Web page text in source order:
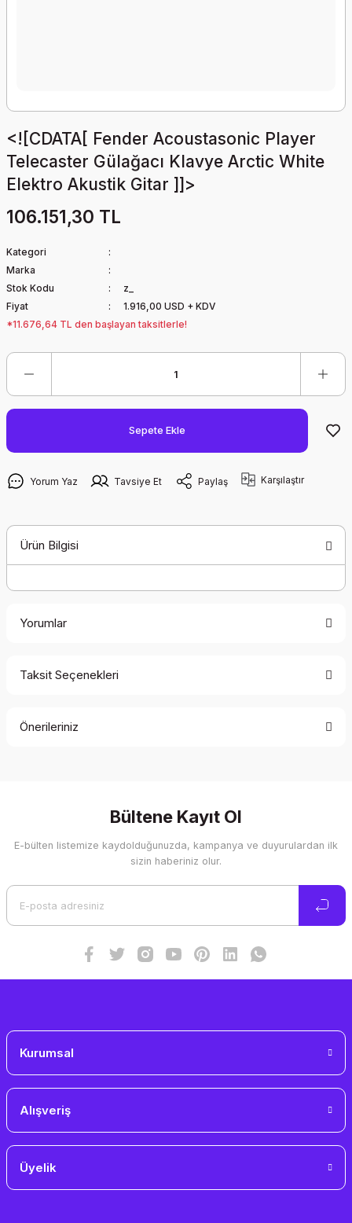
<![CDATA[ Fender Acoustasonic Player
Telecaster Gülağacı Klavye Arctic White
Elektro Akustik Gitar ]]>
106.151,30 TL
Kategori
Marka
Stok Kodu
z_
Fiyat
1.916,00 USD + KDV
*11.676,64 TL den başlayan taksitlerle!
Sepete Ekle
Yorum Yaz Tavsiye Et Paylaş Karşılaştır
Ürün Bilgisi
Yorumlar
Taksit Seçenekleri
Önerileriniz
Görüş ve önerileriniz için teşekkür ederiz.
Ürün resmi kalitesiz, bozuk veya görüntülenemiyor.
Bültene Kayıt Ol
E-bülten listemize kaydolduğunuzda, kampanya ve duyurulardan ilk
sizin haberiniz olur.
Kurumsal
Alışveriş
Üyelik